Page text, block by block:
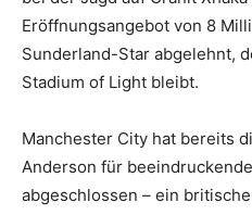
Eröffnungsangebot von 8
Sunderland-Star abgelehnt,
Stadium of Light bleibt.
Manchester City hat bereits
Anderson für
abgeschlossen – ein